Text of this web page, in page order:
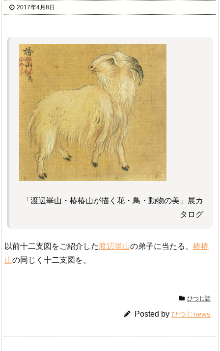
2017年4月8日
「渡辺崋山・椿椿山が描く花・鳥・動物の美」展カ
タログ
以前十二支図をご紹介した渡辺崋山の弟子に当たる、 椿椿
山の同じく十二支図を。
ひつじ話
Posted by ひつじnews